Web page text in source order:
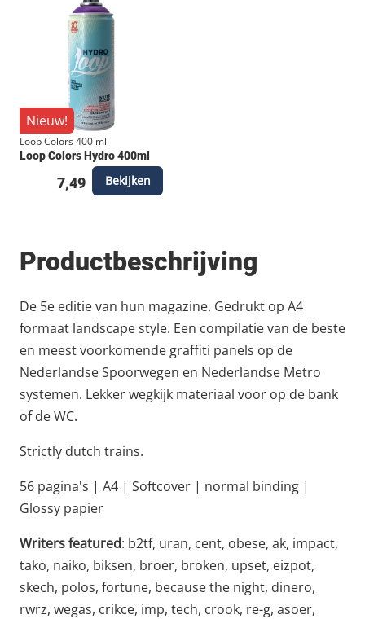
Nieuw!
Loop Colors 400 ml
Loop Colors Hydro 400ml
7,49 Bekijken
Productbeschrijving
De 5e editie van hun magazine. Gedrukt op A4
formaat landscape style. Een compilatie van de beste
en meest voorkomende graffiti panels op de
Nederlandse Spoorwegen en Nederlandse Metro
systemen. Lekker wegkijk materiaal voor op de bank
of de WC.
Strictly dutch trains.
56 pagina's | A4 | Softcover | normal binding |
Glossy papier
Writers featured: b2tf, uran, cent, obese, ak, impact,
tako, naiko, biksen, broer, broken, upset, eizpot,
skech, polos, fortune, because the night, dinero,
rwrz, wegas, crikce, imp, tech, crook, re-g, asoer,